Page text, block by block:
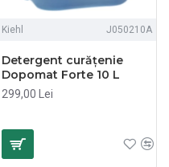
Kiehl J050210A
Detergent curățenie
Dopomat Forte 10 L
299,00 Lei